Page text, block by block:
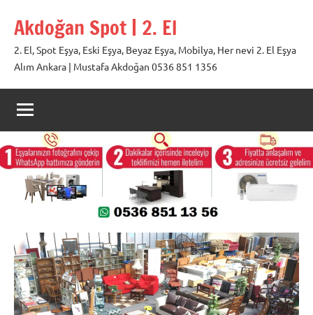
geçAkdoğan Spot | 2. El
2. El, Spot Eşya, Eski Eşya, Beyaz Eşya, Mobilya, Her nevi 2. El Eşya
Alım Ankara | Mustafa Akdoğan 0536 851 1356